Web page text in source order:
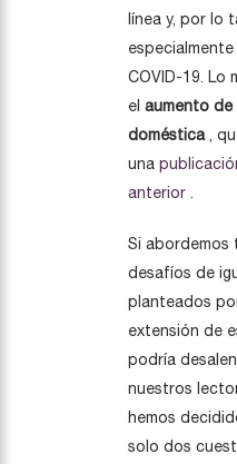
línea y, por lo
COVID-19. Lo
el aumento de
doméstica,
una
anterior .
Si abordemos
desafíos de
planteados
extensión de
podría
nuestros
hemos
solo dos